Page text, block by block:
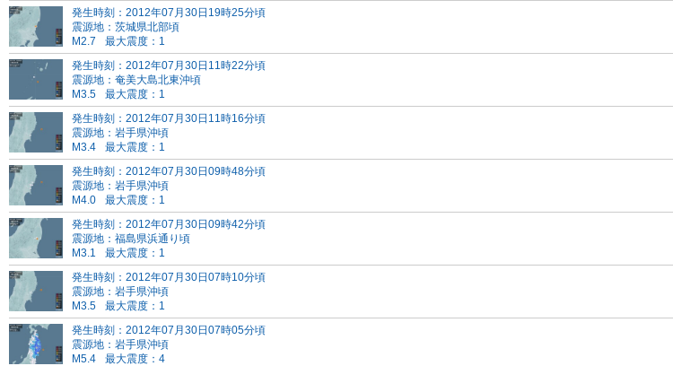
発生時刻：2012年07月30日19時25分頃
震源地：茨城県北部頃
M2.7
最大震度：1
発生時刻：2012年07月30日11時22分頃
震源地：奄美大島北東沖頃
M3.5
最大震度：1
発生時刻：2012年07月30日11時16分頃
震源地：岩手県沖頃
M3.4
最大震度：1
発生時刻：2012年07月30日09時48分頃
震源地：岩手県沖頃
M4.0
最大震度：1
発生時刻：2012年07月30日09時42分頃
震源地：福島県浜通り頃
M3.1
最大震度：1
発生時刻：2012年07月30日07時10分頃
震源地：岩手県沖頃
M3.5
最大震度：1
発生時刻：2012年07月30日07時05分頃
震源地：岩手県沖頃
M5.4
最大震度：4